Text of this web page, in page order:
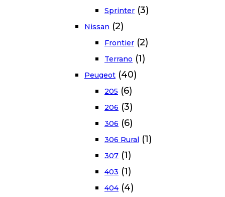
Sprinter (3)
Nissan (2)
Frontier (2)
Terrano (1)
Peugeot (40)
205 (6)
206 (3)
306 (6)
306 Rural (1)
307 (1)
403 (1)
404 (4)